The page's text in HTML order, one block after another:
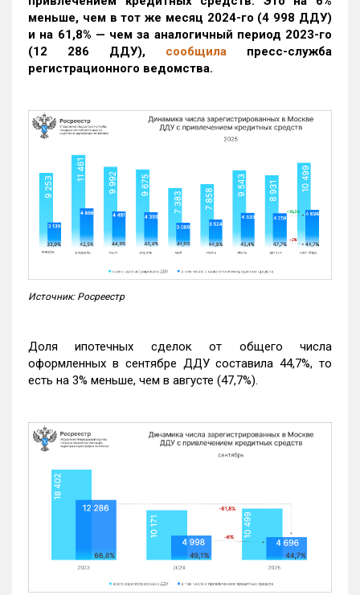
меньше, чем в тот же месяц 2024-го (4 998 ДДУ)
и на 61,8% — чем за аналогичный период 2023-го
(12 286 ДДУ), сообщила пресс-служба
регистрационного ведомства.
Источник: Росреестр
Доля ипотечных сделок от общего числа
оформленных в сентябре ДДУ составила 44,7%, то
есть на 3% меньше, чем в августе (47,7%).